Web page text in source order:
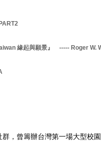
緣起與願景』 ----- Roger W.
，曾籌辦台灣第一場大型校